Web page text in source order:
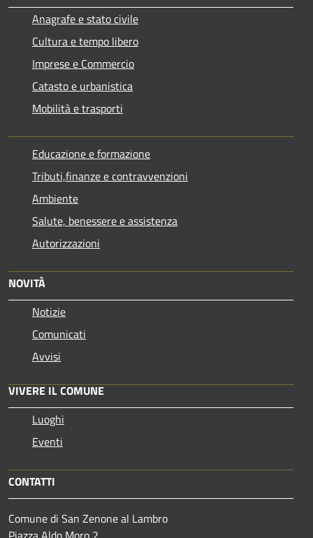
Anagrafe e stato civile
Cultura e tempo libero
Imprese e Commercio
Catasto e urbanistica
Mobilità e trasporti
Educazione e formazione
Tributi,finanze e contravvenzioni
Ambiente
Salute, benessere e assistenza
Autorizzazioni
NOVITÀ
Notizie
Comunicati
Avvisi
VIVERE IL COMUNE
Luoghi
Eventi
CONTATTI
Comune di San Zenone al Lambro